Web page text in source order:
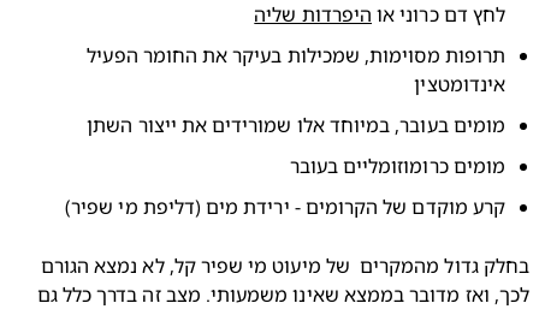
דם כרוני או היפרדות שליה
תרופות מסוימות, שמכילות בעיקר את החומר הפעיל
בעובר, במיוחד אלו שמורידים את ייצור השתן
כרומוזומליים בעובר
מוקדם של הקרומים - ירידת מים (דליפת מי שפיר)
בחלק גדול מהמקרים  של מיעוט מי שפיר קל, לא נמצא הגורם
לכך, ואז מדובר בממצא שאינו משמעותי. מצב זה בדרך כלל גם